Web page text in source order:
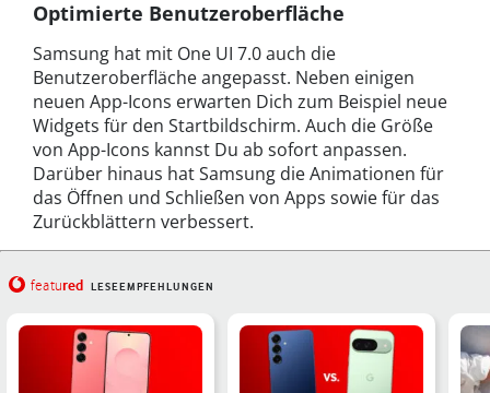
Optimierte Benutzeroberfläche
Samsung hat mit One UI 7.0 auch die
Benutzeroberfläche angepasst. Neben einigen
neuen App-Icons erwarten Dich zum Beispiel neue
Widgets für den Startbildschirm. Auch die Größe
von App-Icons kannst Du ab sofort anpassen.
Darüber hinaus hat Samsung die Animationen für
das Öffnen und Schließen von Apps sowie für das
Zurückblättern verbessert.
featured LESEEMPFEHLUNGEN